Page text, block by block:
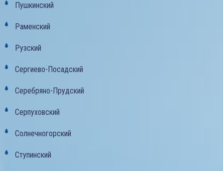
Пушкинский
Раменский
Рузский
Сергиево-Посадский
Серебряно-Прудский
Серпуховский
Солнечногорский
Ступинский